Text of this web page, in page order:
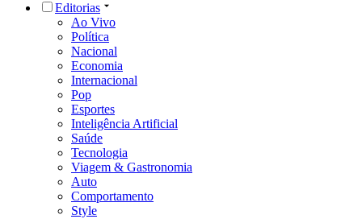
Editorias
Ao Vivo
Política
Nacional
Economia
Internacional
Pop
Esportes
Inteligência Artificial
Saúde
Tecnologia
Viagem & Gastronomia
Auto
Comportamento
Style